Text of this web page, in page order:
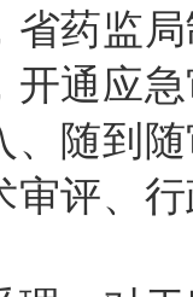
省药监
开通应
、随到
审评、